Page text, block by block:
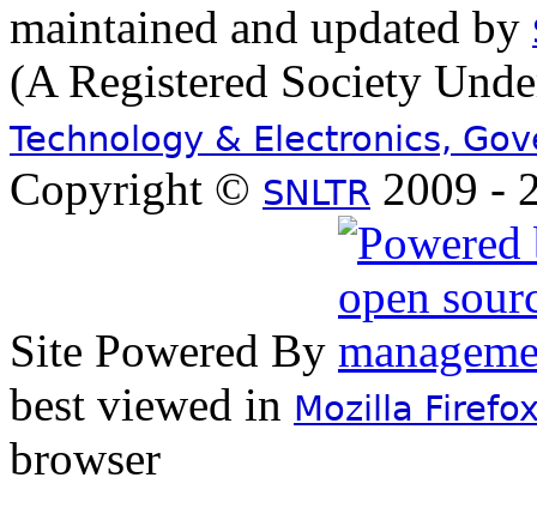
maintained and updated by
(A Registered Society
Technology & Electronics,
Copyright © SNLTR 2009 -
Site Powered By
best viewed in Mozilla
browser